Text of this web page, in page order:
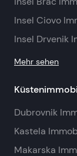
Insel Ciovo
Insel Drvenik
Mehr sehen
Dubrovnik
Kastela
Makarska